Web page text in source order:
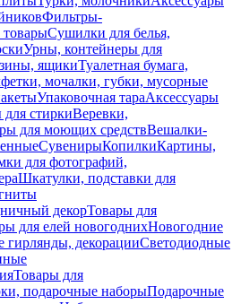
Фильтры-
товарыСушилки для белья,
Урны, контейнеры для
ящикиТуалетная бумага,
мочалки, губки, мусорные
Упаковочная тараАксессуары
для стиркиВеревки,
для моющих средствВешалки-
СувенирыКопилкиКартины,
для фотографий,
Шкатулки, подставки для
декорТовары для
для елей новогоднихНовогодние
гирлянды, декорацииСветодиодные
Товары для
подарочные наборыПодарочные